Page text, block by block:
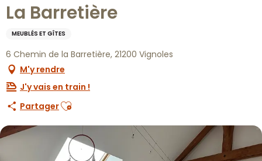
La Barretière
MEUBLÉS ET GÎTES
6 Chemin de la Barretière, 21200 Vignoles
M'y rendre
J'y vais en train !
PartagerAjouter aux favoris